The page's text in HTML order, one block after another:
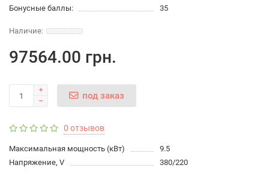
Бонусные баллы:
35
97564.00 грн.
под заказ
0 отзывов
Максимальная мощность (кВт)
9.5
Напряжение, V
380/220